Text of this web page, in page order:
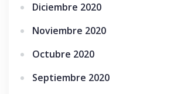
Diciembre 2020
Noviembre 2020
Octubre 2020
Septiembre 2020